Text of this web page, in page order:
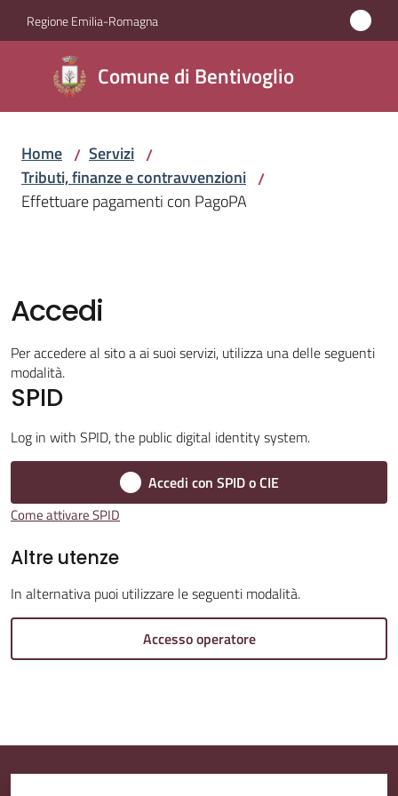
Vai al contenuto
Vai alla navigazione
Vai al footer
Regione Emilia-Romagna
Comune di Bentivoglio
Comune di
Bentivoglio
Amministrazione
Vivere
Bentivoglio
Amministrazione
l
o
r
i
Home / Servizi /
Tributi, finanze e contravvenzioni /
Effettuare pagamenti con PagoPA
Accedi
Per accedere al sito a ai suoi servizi, utilizza una delle seguenti
modalità.
SPID
Log in with SPID, the public digital identity system.
Accedi con SPID o CIE
Come attivare SPID
Altre utenze
In alternativa puoi utilizzare le seguenti modalità.
Accesso operatore